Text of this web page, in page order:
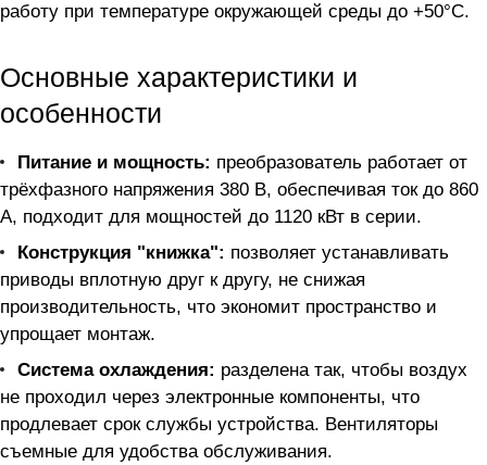
работу при температуре окружающей среды до +50°С.
Основные характеристики и
особенности
Питание и мощность: преобразователь работает от
трёхфазного напряжения 380 В, обеспечивая ток до 860
А, подходит для мощностей до 1120 кВт в серии.
Конструкция "книжка": позволяет устанавливать
приводы вплотную друг к другу, не снижая
производительность, что экономит пространство и
упрощает монтаж.
Система охлаждения: разделена так, чтобы воздух
не проходил через электронные компоненты, что
продлевает срок службы устройства. Вентиляторы
съемные для удобства обслуживания.